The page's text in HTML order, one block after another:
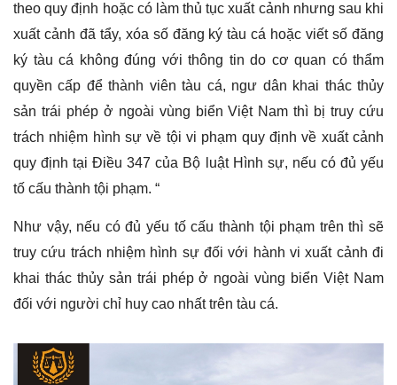
theo quy định hoặc có làm thủ tục xuất cảnh nhưng sau khi
xuất cảnh đã tẩy, xóa số đăng ký tàu cá hoặc viết số đăng
ký tàu cá không đúng với thông tin do cơ quan có thẩm
quyền cấp để thành viên tàu cá, ngư dân khai thác thủy
sản trái phép ở ngoài vùng biển Việt Nam thì bị truy cứu
trách nhiệm hình sự về tội vi phạm quy định về xuất cảnh
quy định tại Điều 347 của Bộ luật Hình sự, nếu có đủ yếu
tố cấu thành tội phạm. “
Như vậy, nếu có đủ yếu tố cấu thành tội phạm trên thì sẽ
truy cứu trách nhiệm hình sự đối với hành vi xuất cảnh đi
khai thác thủy sản trái phép ở ngoài vùng biển Việt Nam
đối với người chỉ huy cao nhất trên tàu cá.